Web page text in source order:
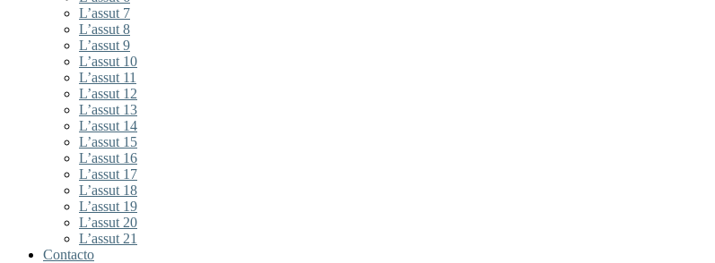
L’assut 7
L’assut 8
L’assut 9
L’assut 10
L’assut 11
L’assut 12
L’assut 13
L’assut 14
L’assut 15
L’assut 16
L’assut 17
L’assut 18
L’assut 19
L’assut 20
L’assut 21
Contacto